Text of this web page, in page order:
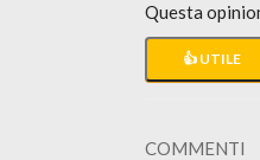
Questa
👍 UTILE
COMMENTI